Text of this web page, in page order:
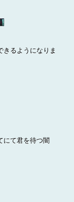
きるようになりま
にて君を待つ闇